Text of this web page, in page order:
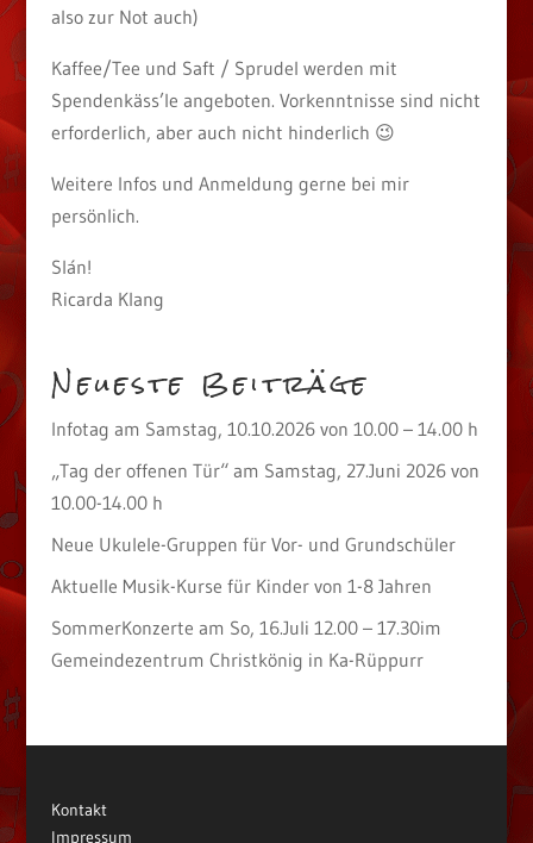
also zur Not auch)
Kaffee/Tee und Saft / Sprudel werden mit
Spendenkäss’le angeboten. Vorkenntnisse sind nicht
erforderlich, aber auch nicht hinderlich 😉
Weitere Infos und Anmeldung gerne bei mir
persönlich.
Slán!
Ricarda Klang
Neueste Beiträge
Infotag am Samstag, 10.10.2026 von 10.00 – 14.00 h
„Tag der offenen Tür“ am Samstag, 27.Juni 2026 von
10.00-14.00 h
Neue Ukulele-Gruppen für Vor- und Grundschüler
Aktuelle Musik-Kurse für Kinder von 1-8 Jahren
SommerKonzerte am So, 16.Juli 12.00 – 17.30im
Gemeindezentrum Christkönig in Ka-Rüppurr
Kontakt
Impressum